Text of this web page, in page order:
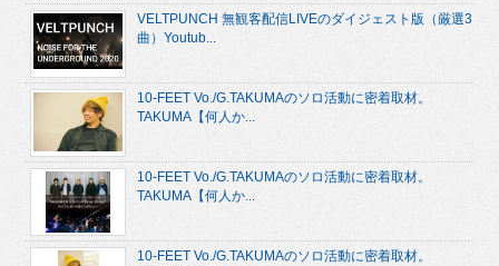
VELTPUNCH 無観客配信LIVEのダイジェスト版（厳選3
曲）Youtub...
10-FEET Vo./G.TAKUMAのソロ活動に密着取材。
TAKUMA【何人か...
10-FEET Vo./G.TAKUMAのソロ活動に密着取材。
TAKUMA【何人か...
10-FEET Vo./G.TAKUMAのソロ活動に密着取材。